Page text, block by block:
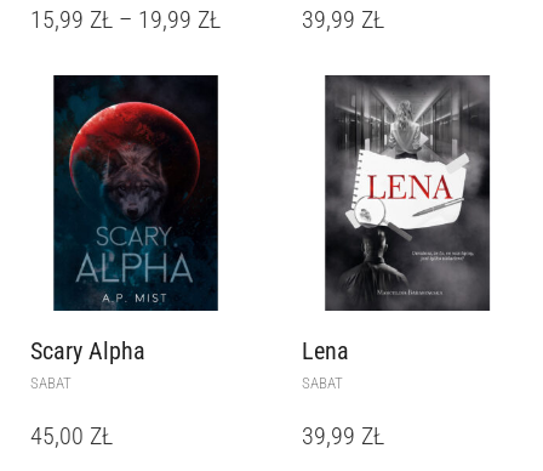
15,99 ZŁ – 19,99 ZŁ 39,99 ZŁ
Scary Alpha
SABAT
45,00 ZŁ
Lena
SABAT
39,99 ZŁ